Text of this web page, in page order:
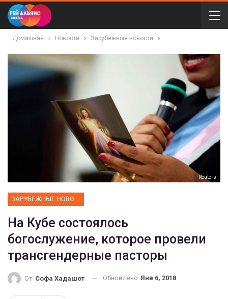
Домашняя Новости Зарубежные новости
Reuters
ЗАРУБЕЖНЫЕ НОВОСТИ
На Кубе состоялось
богослужение, которое провели
трансгендерные пасторы
От Софа Хадашот Обновлено Янв 6, 2018